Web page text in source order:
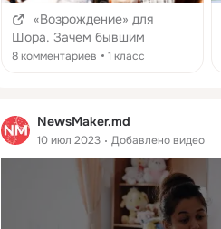
«Возрождение» для
Шора. Зачем бывшим
социалистам старая партия?
8 комментариев 1 класс
NewsMaker.md
10 июл 2023 Добавлено видео